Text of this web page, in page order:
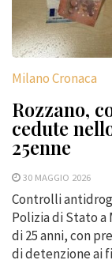
Milano Cronaca
Rozzano,
cedute
25enne
30 MAGGIO 2026
Controlli
Polizia di Stato
di 25 anni, con
di detenzione ai